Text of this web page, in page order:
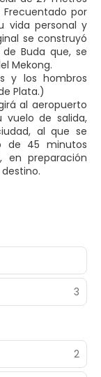
por
vida personal y
se construyó
Buda que, se
Mekong.
y los hombros
Plata.)
al aeropuerto
de salida,
al que se
de 45 minutos
en preparación
3
2